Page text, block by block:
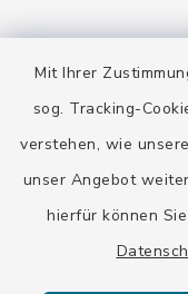
Mit Ihrer
sog. Tracking-
verstehen, wie
unser Angebot
hierfür können
Quicklinks
Stadt